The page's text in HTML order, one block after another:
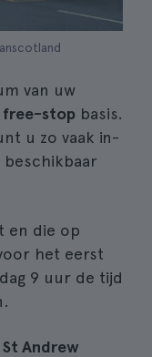
van uw
free-stop basis.
u zo vaak in-
beschikbaar
en die op
het eerst
9 uur de tijd
St Andrew